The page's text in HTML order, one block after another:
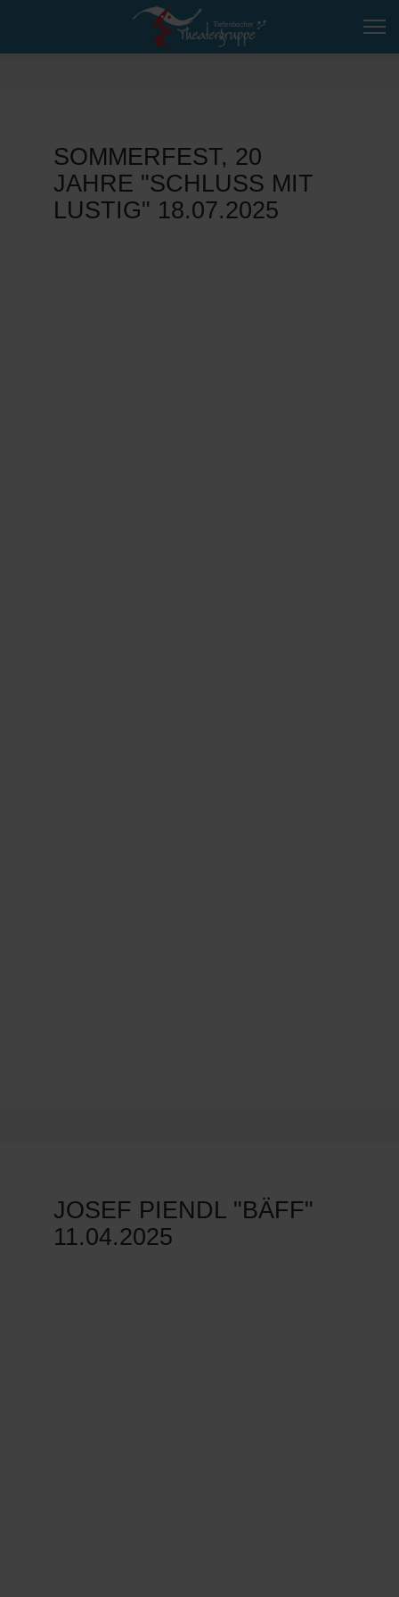
SOMMERFEST, 20
JAHRE "SCHLUSS MIT
LUSTIG" 18.07.2025
JOSEF PIENDL "BÄFF"
11.04.2025